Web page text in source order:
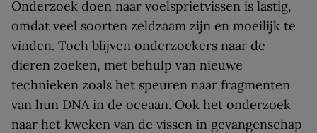
Onderzoek doen naar voelsprietvissen is lastig,
omdat veel soorten zeldzaam zijn en moeilijk te
vinden. Toch blijven onderzoekers naar de
dieren zoeken, met behulp van nieuwe
technieken zoals het speuren naar fragmenten
van hun DNA in de oceaan. Ook het onderzoek
naar het kweken van de vissen in gevangenschap